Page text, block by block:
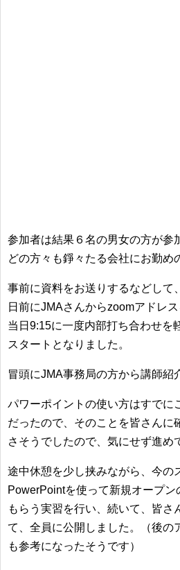
参加者は結果６名の男女の方が参
どの方々も錚々たる会社にお勤め
事前に資料をお送りするなどして
日前にJMAさんからzoomアドレ
当日9:15に一度内部打ち合わせを
スタートとなりました。
冒頭にJMA事務局の方から講師紹
パワーポイントの使い方はすでに
だったので、そのことを皆さんに
さそうでしたので、気にせず進め
途中休憩を少し挟みながら、今の
PowerPointを使って新規オープン
もらう実習を行い、続いて、皆さ
て、全員に公開しました。（後の
も参考になったそうです）